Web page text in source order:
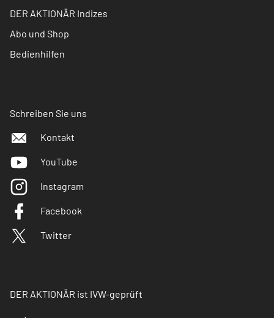
DER AKTIONÄR Indizes
Abo und Shop
Bedienhilfen
Schreiben Sie uns
Kontakt
YouTube
Instagram
Facebook
Twitter
DER AKTIONÄR ist IVW-geprüft